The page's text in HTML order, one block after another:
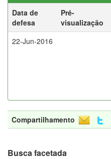
Data de
defesa
Pré-
visualização
22-Jun-2016
Compartilhamento
Busca facetada